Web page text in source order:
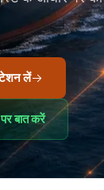
लें
बात करें